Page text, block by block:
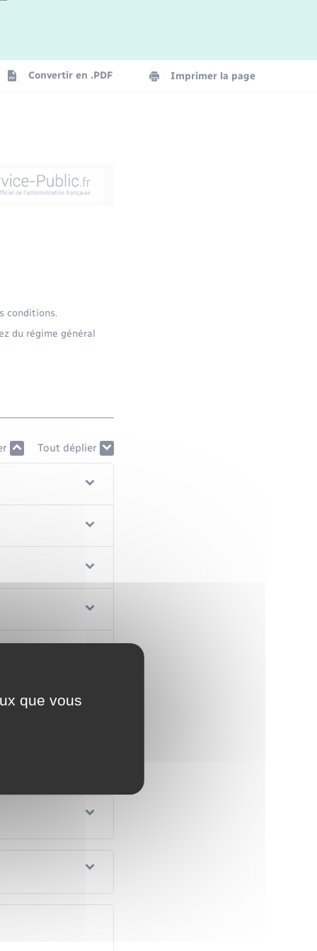
Convertir en .PDF Imprimer la page
conditions.
du régime général
Tout déplier
que vous